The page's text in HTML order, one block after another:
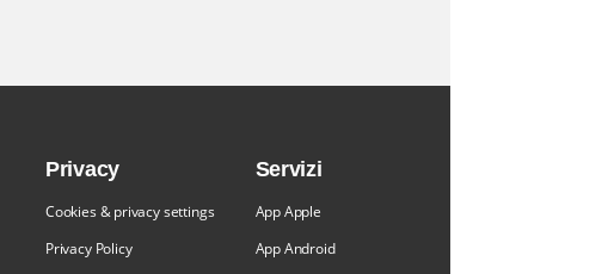
Privacy
Cookies & privacy settings
Privacy Policy
Servizi
App Apple
App Android